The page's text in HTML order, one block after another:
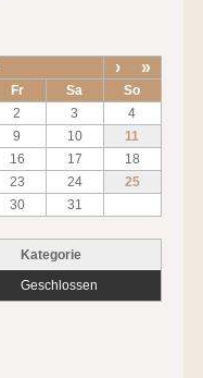
› »
Fr Sa
So
2 3
4
9 10
11
16 17
18
23 24
25
30 31
Kategorie
Geschlossen